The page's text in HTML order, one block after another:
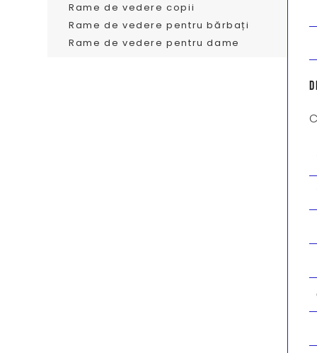
Rame de vedere copii
Rame de vedere pentru bărbați
Rame de vedere pentru dame